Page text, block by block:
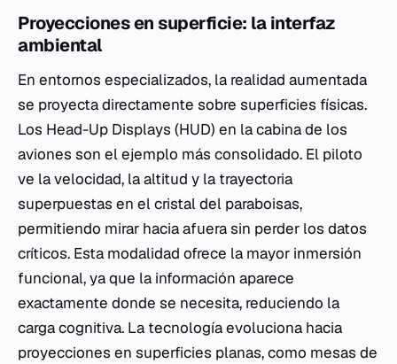
Proyecciones en superficie: la interfaz
ambiental
En entornos especializados, la realidad aumentada
se proyecta directamente sobre superficies físicas.
Los Head-Up Displays (HUD) en la cabina de los
aviones son el ejemplo más consolidado. El piloto
ve la velocidad, la altitud y la trayectoria
superpuestas en el cristal del paraboisas,
permitiendo mirar hacia afuera sin perder los datos
críticos. Esta modalidad ofrece la mayor inmersión
funcional, ya que la información aparece
exactamente donde se necesita, reduciendo la
carga cognitiva. La tecnología evoluciona hacia
proyecciones en superficies planas, como mesas de